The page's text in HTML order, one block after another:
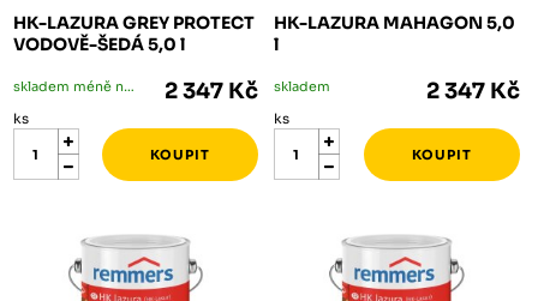
HK-LAZURA GREY PROTECT
VODOVĚ-ŠEDÁ 5,0 l
skladem méně než 5 ks 2 347 Kč
ks
HK-LAZURA MAHAGON 5,0
l
skladem 2 347 Kč
ks